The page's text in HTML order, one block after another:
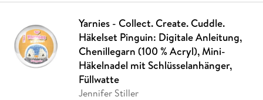
Yarnies - Collect. Create. Cuddle.
Häkelset Pinguin: Digitale Anleitung,
Chenillegarn (100 % Acryl), Mini-
Häkelnadel mit Schlüsselanhänger,
Füllwatte
Jennifer Stiller